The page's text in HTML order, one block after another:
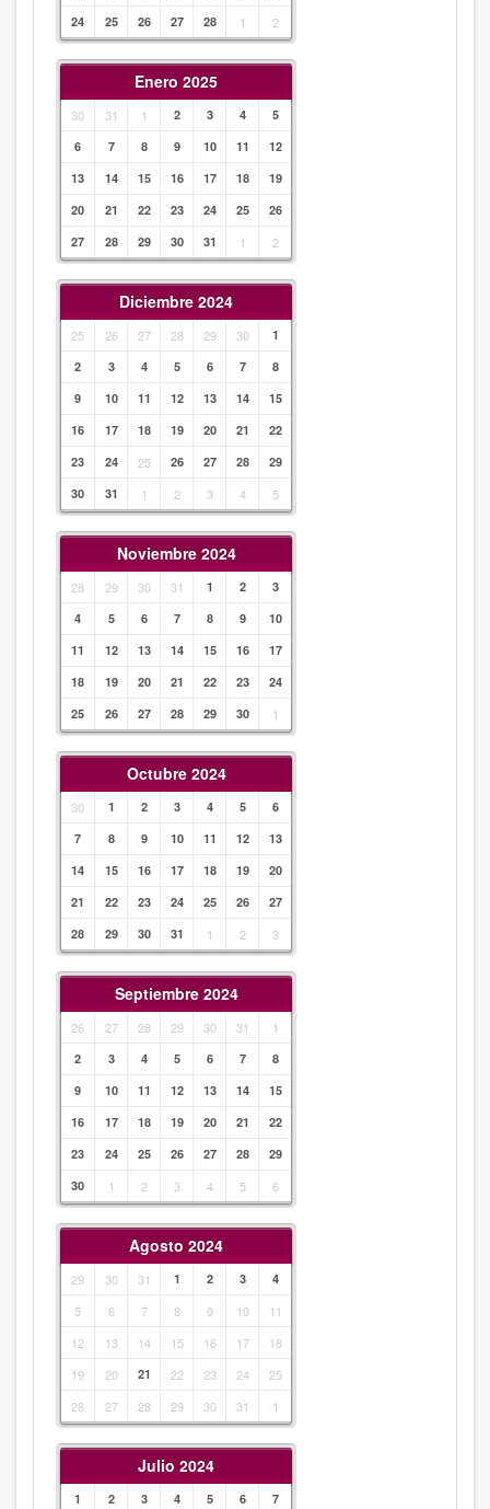
24
25 26 27 28 1 2
Enero 2025
30 31 1 2 3 4
5
6
7 8 9 10 11
12
13
14 15 16 17 18
19
20
21 22 23 24 25
26
27
28 29 30 31 1 2
Diciembre 2024
25 26 27 28 29 30
1
2
3 4 5 6 7
8
9
10 11 12 13 14
15
16
17 18 19 20 21
22
23
24 25 26 27 28
29
30
31 1 2 3 4 5
Noviembre 2024
28 29 30 31 1 2
3
4
5 6 7 8 9
10
11
12 13 14 15 16
17
18
19 20 21 22 23
24
25
26 27 28 29 30 1
Octubre 2024
30 1 2 3 4 5
6
7
8 9 10 11 12
13
14
15 16 17 18 19
20
21
22 23 24 25 26
27
28
29 30 31 1 2 3
Septiembre 2024
26 27 28 29 30 31 1
2 3 4 5 6 7
8
9
10 11 12 13 14
15
16
17 18 19 20 21
22
23
24 25 26 27 28
29
30
1 2 3 4 5 6
Agosto 2024
29 30 31 1 2 3 4
5 6 7 8 9 10
11
12
13 14 15 16 17
18
19
20 21 22 23 24
25
26
27 28 29 30 31 1
Julio 2024
1 2 3 4 5 6
7